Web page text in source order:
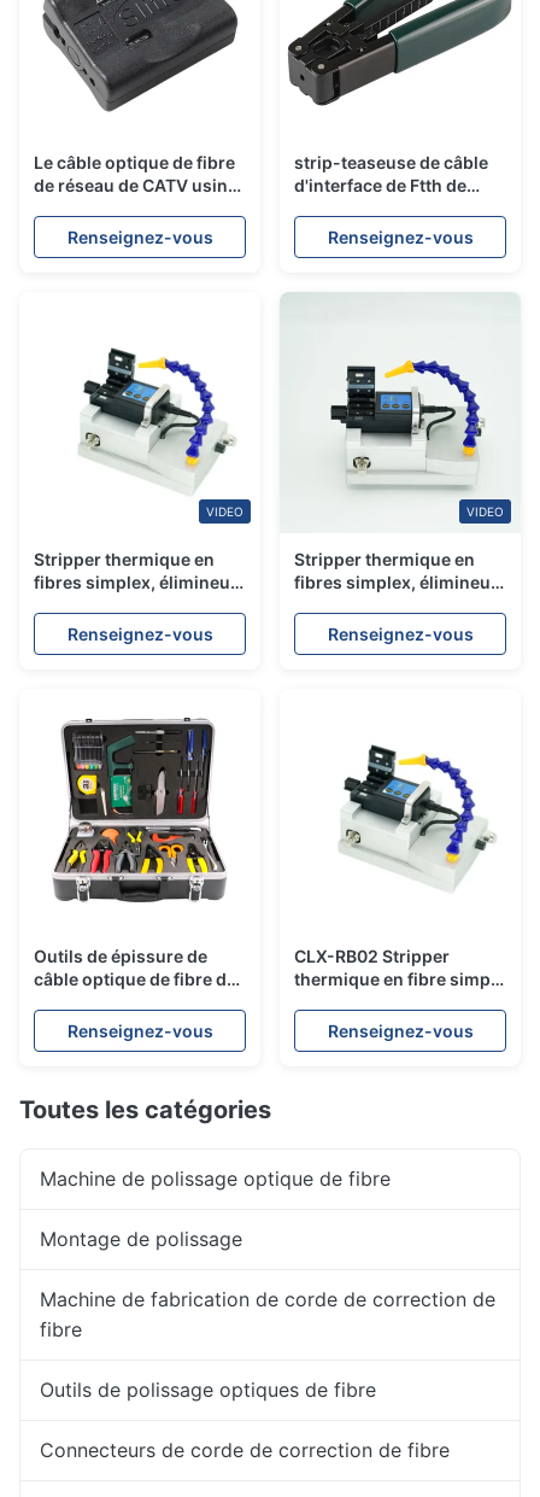
Le câble optique de fibre
de réseau de CATV usine
longitudinal de tampon
de fibre
Renseignez-vous
strip-teaseuse de câble
d'interface de Ftth de
de câble optique de fibre
de veste de longueur de
Renseignez-vous
VIDEO
Stripper thermique en
fibres simplex, élimineur
ruban, stripper en fibres
intégré
Renseignez-vous
VIDEO
Stripper thermique en
fibres simplex, élimineur
ruban, stripper en fibres
intégré
Renseignez-vous
Outils de épissure de
câble optique de fibre de
Renseignez-vous
CLX-RB02 Stripper
thermique en fibre simple
quatre réglages de
température et
Renseignez-vous
Toutes les catégories
Machine de polissage optique de fibre
Montage de polissage
Machine de fabrication de corde de correction de
fibre
Outils de polissage optiques de fibre
Connecteurs de corde de correction de fibre